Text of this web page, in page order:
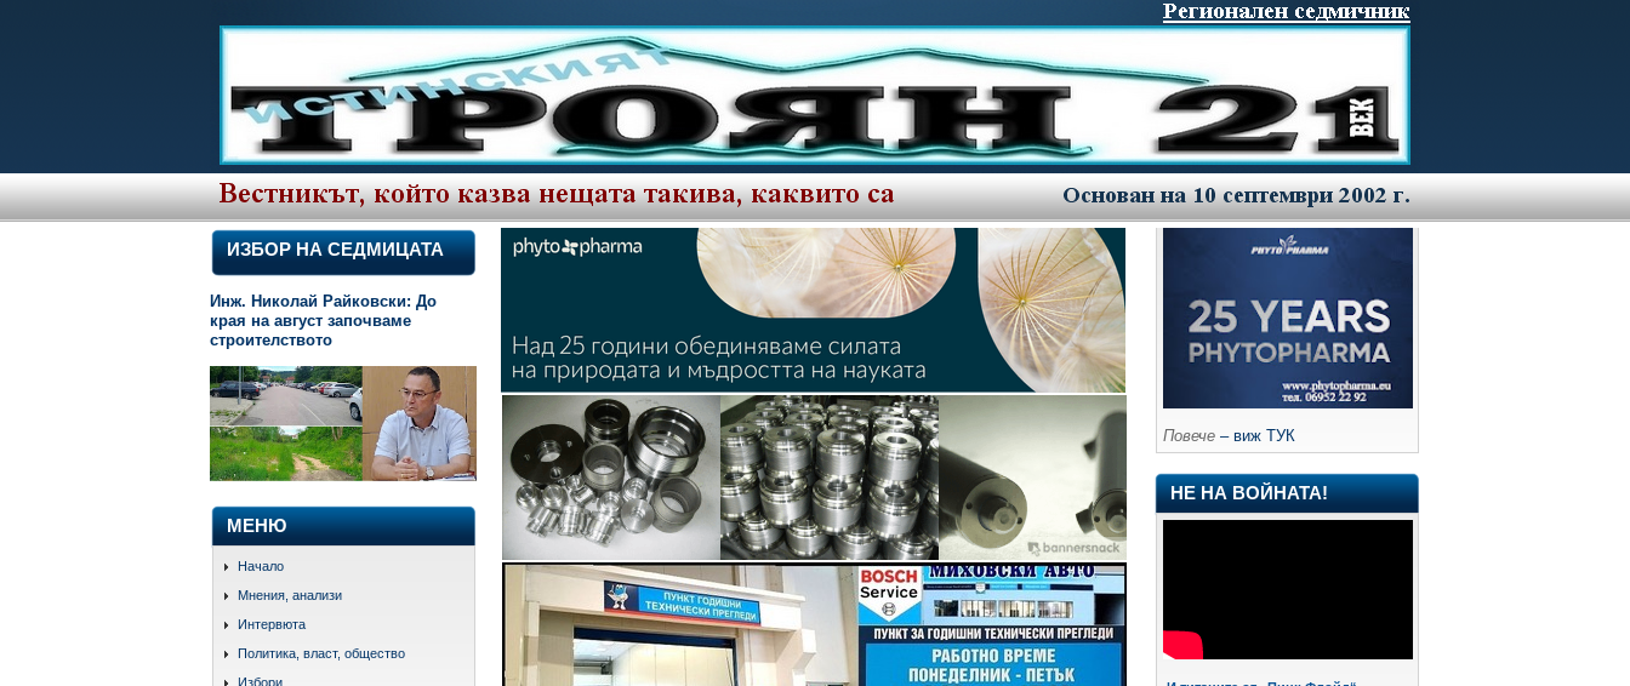
ИЗБОР НА СЕДМИЦАТА
Инж. Николай Райковски: До
края на август започваме
строителството
МЕНЮ
Начало
Мнения, анализи
Интервюта
Политика, власт, общество
Избори
Повече – виж ТУК
НЕ НА ВОЙНАТА!